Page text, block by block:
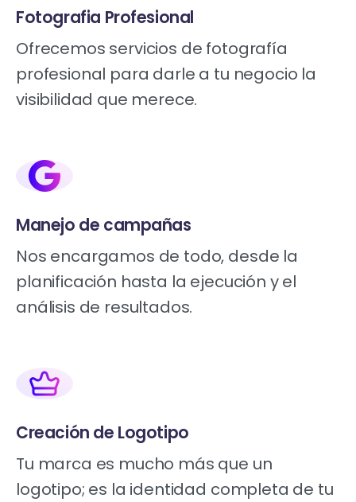
Fotografia Profesional
Ofrecemos servicios de fotografía
profesional para darle a tu negocio la
visibilidad que merece.
Manejo de campañas
Nos encargamos de todo, desde la
planificación hasta la ejecución y el
análisis de resultados.
Creación de Logotipo
Tu marca es mucho más que un
logotipo; es la identidad completa de tu